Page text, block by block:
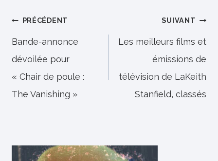
Navigation
de
l’article
PRÉCÉDENT
Bande-annonce
dévoilée pour
« Chair de poule :
The Vanishing »
SUIVANT
Les meilleurs films et
émissions de
télévision de LaKeith
Stanfield, classés